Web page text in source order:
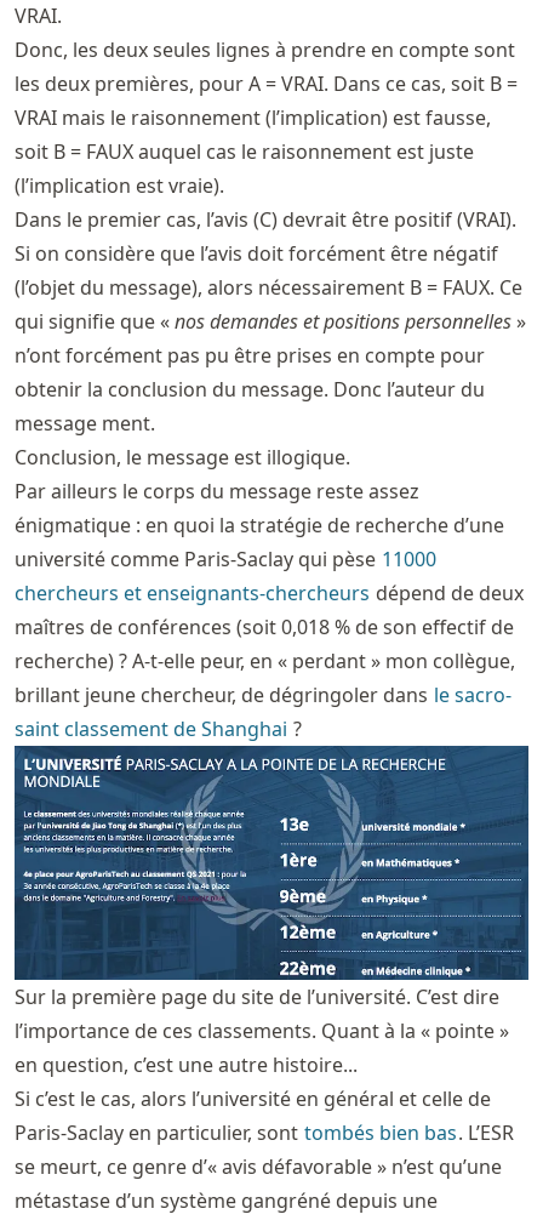
VRAI.
Donc, les deux seules lignes à prendre en compte sont
les deux premières, pour A = VRAI. Dans ce cas, soit B =
VRAI mais le raisonnement (l’implication) est fausse,
soit B = FAUX auquel cas le raisonnement est juste
(l’implication est vraie).
Dans le premier cas, l’avis (C) devrait être positif (VRAI).
Si on considère que l’avis doit forcément être négatif
(l’objet du message), alors nécessairement B = FAUX. Ce
qui signifie que «nos demandes et positions personnelles»
n’ont forcément pas pu être prises en compte pour
obtenir la conclusion du message. Donc l’auteur du
message ment.
Conclusion, le message est illogique.
Par ailleurs le corps du message reste assez
énigmatique : en quoi la stratégie de recherche d’une
université comme Paris-Saclay qui pèse 11000
chercheurs et enseignants-chercheurs dépend de deux
maîtres de conférences (soit 0,018 % de son effectif de
recherche) ? A-t-elle peur, en « perdant » mon collègue,
brillant jeune chercheur, de dégringoler dans le sacro-
saint classement de Shanghai ?
Sur la première page du site de l’université. C’est dire
l’importance de ces classements. Quant à la « pointe »
en question, c’est une autre histoire...
Si c’est le cas, alors l’université en général et celle de
Paris-Saclay en particulier, sont tombés bien bas. L’ESR
se meurt, ce genre d’« avis défavorable » n’est qu’une
métastase d’un système gangréné depuis une